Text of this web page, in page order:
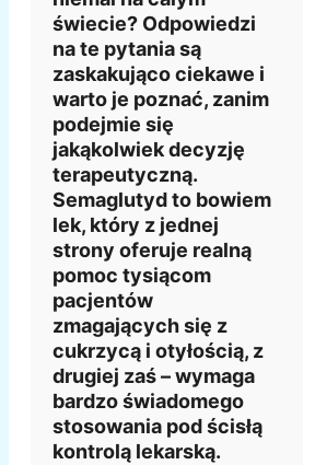
świecie? Odpowiedzi
na te pytania są
zaskakująco ciekawe i
warto je poznać, zanim
podejmie się
jakąkolwiek decyzję
terapeutyczną.
Semaglutyd to bowiem
lek, który z jednej
strony oferuje realną
pomoc tysiącom
pacjentów
zmagających się z
cukrzycą i otyłością, z
drugiej zaś – wymaga
bardzo świadomego
stosowania pod ścisłą
kontrolą lekarską.